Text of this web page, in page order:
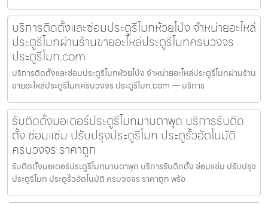
บริการติดตั้งและซ่อมประตูรีโมทห้วยโป่ง จำหน่ายอะไหล่
ประตูรีโมทผ่านร้านขายอะไหล่ประตูรีโมทครบวงจร
ประตูรีโมท.com
บริการติดตั้งและซ่อมประตูรีโมทห้วยโป่ง จำหน่ายอะไหล่ประตูรีโมทผ่านร้าน
ขายอะไหล่ประตูรีโมทครบวงจร ประตูรีโมท.com — บริการ
รับติดตั้งมอเตอร์ประตูรีโมทมาบตาพุด บริการรับติด
ตั้ง ซ่อมแซ่ม ปรับปรุงประตูรีโมท ประตูรั้วอัตโนมัติ
ครบวงจร ราคาถูก
รับติดตั้งมอเตอร์ประตูรีโมทมาบตาพุด บริการรับติดตั้ง ซ่อมแซ่ม ปรับปรุง
ประตูรีโมท ประตูรั้วอัตโนมัติ ครบวงจร ราคาถูก พร้อ